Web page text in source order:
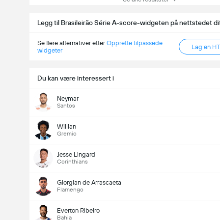
Legg til Brasileirão Série A-score-widgeten på nettstedet
Se flere alternativer etterOpprette tilpassede
widgeter
Lag en
Du kan være interessert i
Neymar
Santos
Willian
Gremio
Jesse Lingard
Corinthians
Giorgian de Arrascaeta
Flamengo
Everton Ribeiro
Bahia